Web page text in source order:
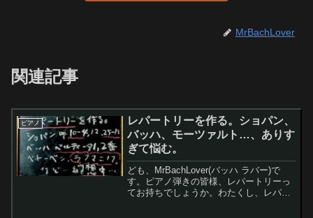
MrBachLover
関連記事
ピアノ
レパートリーを作る。ショパン、
バッハ、モーツァルト…、ありす
ぎて悩む。
ども、MrBachLover(バッハ ラバー)で
す。ピアノ弾きの皆様、レパートリーっ
てお持ちでしょうか。わたくし、レパー